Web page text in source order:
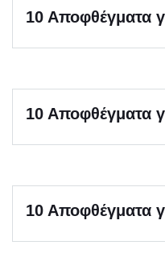
10 Αποφθέγματα
10 Αποφθέγματα
10 Αποφθέγματα